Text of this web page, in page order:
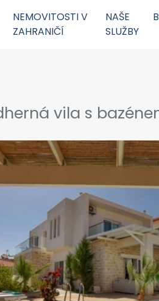
NEMOVITOSTI V
ZAHRANIČÍ
NAŠE
SLUŽBY
vila s